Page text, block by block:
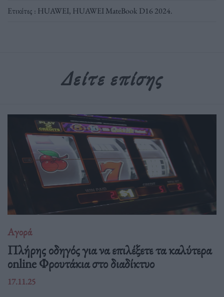
Ετικέτες : HUAWEI, HUAWEI MateBook D16 2024.
Δείτε επίσης
Αγορά
Πλήρης οδηγός για να επιλέξετε τα καλύτερα
οnline Φρουτάκια στο διαδίκτυο
17.11.25